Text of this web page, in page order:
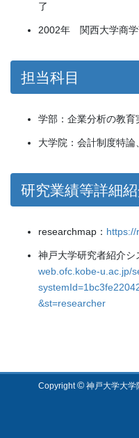
了
2002年 関西大学商学
担当科目
学部：企業分析の教
大学院：会計制度特論
研究業績等詳細
researchmap： https://
神戸大学研究者紹介シ
web.ofc.kobe-u.ac.jp/
&st=researcher
Copyright©神戸大学大学